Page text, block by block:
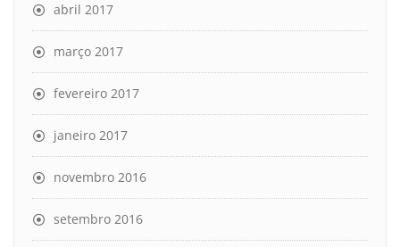
abril 2017
março 2017
fevereiro 2017
janeiro 2017
novembro 2016
setembro 2016